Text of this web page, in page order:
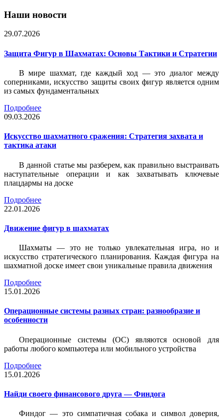
Наши новости
29.07.2026
Защита Фигур в Шахматах: Основы Тактики и Стратегии
В мире шахмат, где каждый ход — это диалог между
соперниками, искусство защиты своих фигур является одним
из самых фундаментальных
Подробнее
09.03.2026
Искусство шахматного сражения: Стратегия захвата и
тактика атаки
В данной статье мы разберем, как правильно выстраивать
наступательные операции и как захватывать ключевые
плацдармы на доске
Подробнее
22.01.2026
Движение фигур в шахматах
Шахматы — это не только увлекательная игра, но и
искусство стратегического планирования. Каждая фигура на
шахматной доске имеет свои уникальные правила движения
Подробнее
15.01.2026
Операционные системы разных стран: разнообразие и
особенности
Операционные системы (ОС) являются основой для
работы любого компьютера или мобильного устройства
Подробнее
15.01.2026
Найди своего финансового друга — Финдога
Финдог — это симпатичная собака и символ доверия,